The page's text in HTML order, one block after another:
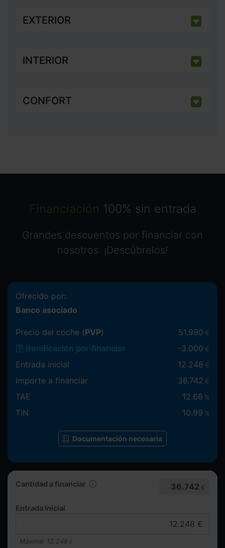
EXTERIOR
INTERIOR
CONFORT
Financiación 100% sin entrada
Grandes descuentos por financiar con
nosotros. ¡Descúbrelos!
Cantidad a financiar 36.742 €
Entrada inicial
Máxima: 12.248 €
Ofrecido por:
Banco asociado
Precio del coche (PVP) 51.990 €
Bonificación por financiar -3.000 €
Entrada inicial 12.248 €
Importe a financiar 36.742 €
TAE 12.66 %
TIN 10.99 %
Documentación necesaria